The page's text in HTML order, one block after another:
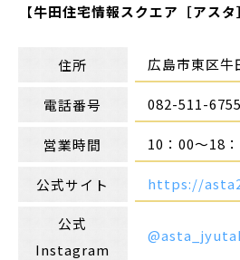
【牛田住宅情報スクエア［アスタ
住所 広島市東区
電話番号 082-511-6755
営業時間 10：00～18
公式サイト https://
公式
Instagram